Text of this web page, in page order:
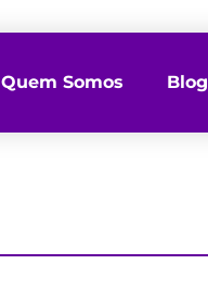
Quem Somos Blog